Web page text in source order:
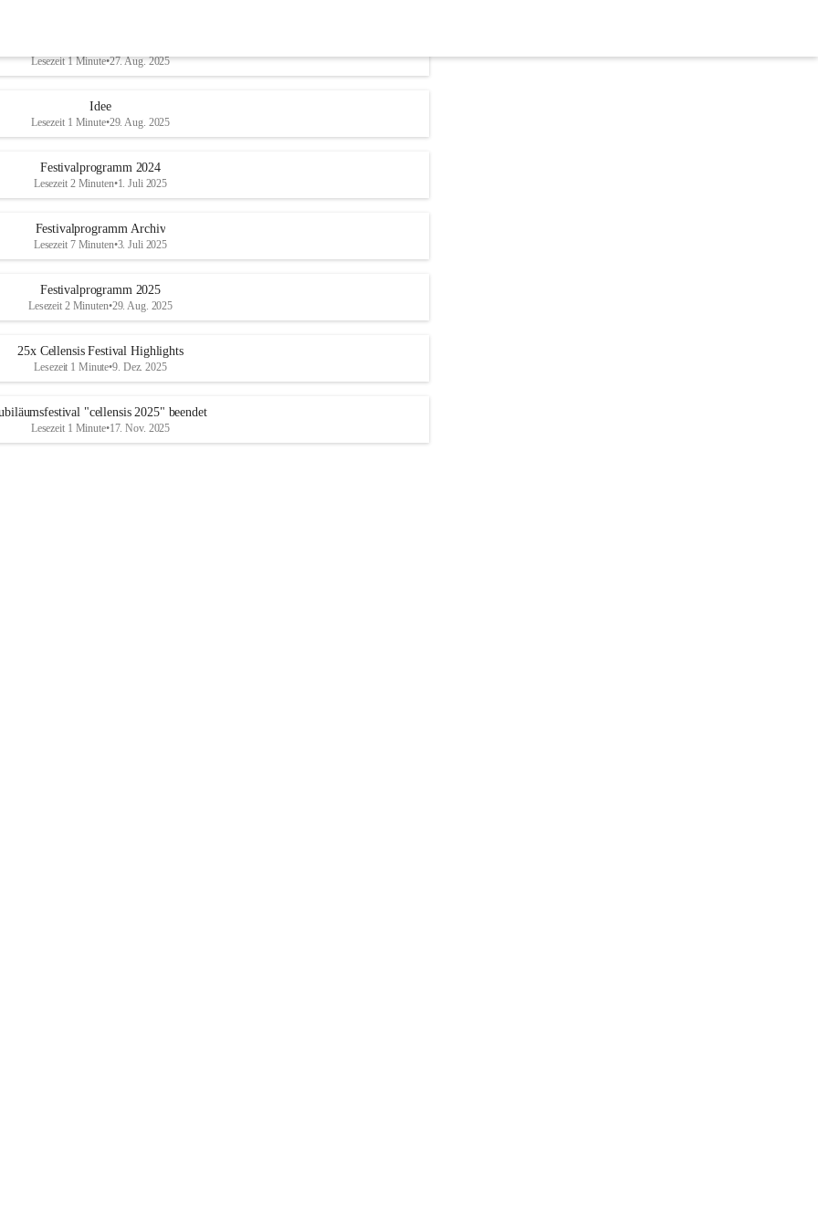
Lesezeit 1 Minute•27. Aug. 2025
Idee
Lesezeit 1 Minute•29. Aug. 2025
Festivalprogramm 2024
Lesezeit 2 Minuten•1. Juli 2025
Festivalprogramm Archiv
Lesezeit 7 Minuten•3. Juli 2025
Festivalprogramm 2025
Lesezeit 2 Minuten•29. Aug. 2025
25x Cellensis Festival Highlights
Lesezeit 1 Minute•9. Dez. 2025
"cellensis 2025" beendet
Lesezeit 1 Minute•17. Nov. 2025